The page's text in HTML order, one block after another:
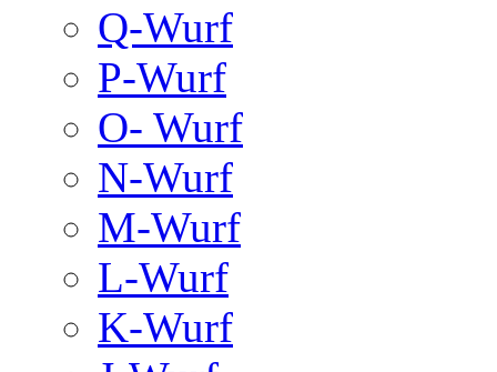
Q-Wurf
P-Wurf
O- Wurf
N-Wurf
M-Wurf
L-Wurf
K-Wurf